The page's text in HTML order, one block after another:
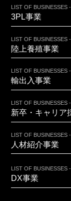
LIST OF BUSINESSES
3PL事業
LIST OF BUSINESSES
陸上養殖事業
LIST OF BUSINESSES
輸出入事業
LIST OF BUSINESSES
新卒・キャリア
LIST OF BUSINESSES
人材紹介事業
LIST OF BUSINESSES
DX事業